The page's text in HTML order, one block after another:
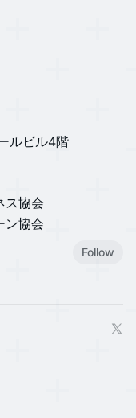
ルビル4階
ス協会
ン協会
Follow